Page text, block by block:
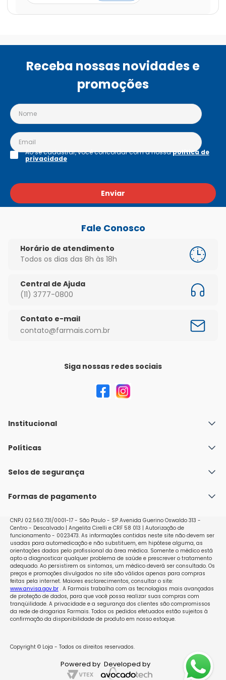
Receba nossas novidades e
promoções
Enviar
Ao se cadastrar, você concordar com a nossapolítica de
privacidade
Fale Conosco
Horário de atendimento
Todos os dias das 8h às 18h
Central de Ajuda
(11) 3777-0800
Contato e-mail
contato@farmais.com.br
Siga nossas redes sociais
Institucional
Quem Somos
Nossas lojas
Políticas
Política de Envio
Políticas de Trocas e Devoluções
Selos de segurança
Formas de pagamento
CNPJ 02.560.731/0001-17 - São Paulo - SP Avenida Guerino Oswaldo 313 -
Centro - Descalvado | Angelita Cirelli e CRF 58 013 | Autorização de
funcionamento - 0023473. As informações contidas neste site não devem ser
usadas para automedicação e não substituem, em hipótese alguma, as
orientações dadas pelo profissional da área médica. Somente o médico está
apto a diagnosticar qualquer problema de saúde e prescrever o tratamento
adequado. Ao persistirem os sintomas, um médico deverá ser consultado. Os
preços e promoções divulgados no site são válidos apenas para compras
feitas pela internet. Maiores esclarecimentos, consultar o site:
www.anvisa.gov.br. A Farmais trabalha com as tecnologias mais avançadas
de proteção de dados, para que você possa realizar suas compras com
tranqüilidade. A privacidade e a segurança dos clientes são compromissos
da rede de drogarias Farmais. Todos os pedidos efetuados estão sujeitos à
confirmação da disponibilidade de produto em nosso estoque.
Copyright © Loja - Todos os direitos reservados.
Powered by Developed by